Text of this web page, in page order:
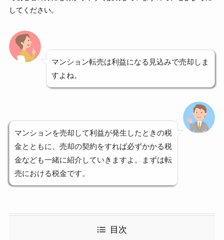
してください。
マンション転売は利益になる見込みで売却しま
すよね。
マンションを売却して利益が発生したときの税
金とともに、売却の契約をすれば必ずかかる税
金なども一緒に紹介していきますよ。まずは転
売における税金です。
目次